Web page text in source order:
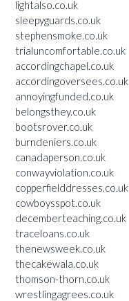
lightalso.co.uk
sleepyguards.co.uk
stephensmoke.co.uk
trialuncomfortable.co.uk
accordingchapel.co.uk
accordingoversees.co.uk
annoyingfunded.co.uk
belongsthey.co.uk
bootsrover.co.uk
burndeniers.co.uk
canadaperson.co.uk
conwayviolation.co.uk
copperfielddresses.co.uk
cowboysspot.co.uk
decemberteaching.co.uk
traceloans.co.uk
thenewsweek.co.uk
thecakewala.co.uk
thomson-thorn.co.uk
wrestlingagrees.co.uk